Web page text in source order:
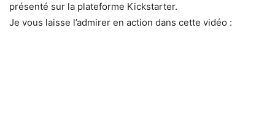
présenté sur la plateforme Kickstarter.
Je vous laisse l’admirer en action dans cette vidéo :